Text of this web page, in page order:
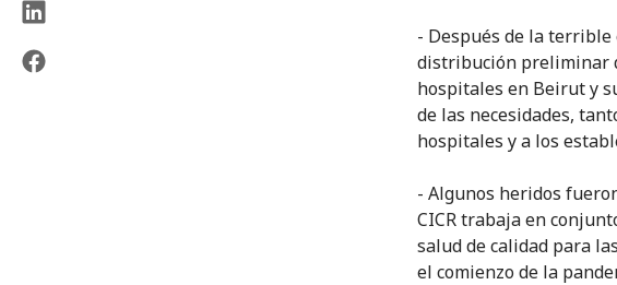
- Después de la terrible
distribución preliminar
hospitales en Beirut y
de las necesidades,
hospitales y a los
- Algunos heridos
CICR trabaja en
salud de calidad para
el comienzo de la